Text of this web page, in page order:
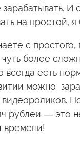
И
на простой,
с
более
всегда есть
можно
рублей — это
времени!